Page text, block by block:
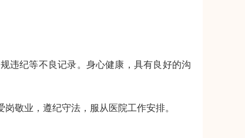
违纪等不良记录。身心健康，具有良好的沟
敬业，遵纪守法，服从医院工作安排。